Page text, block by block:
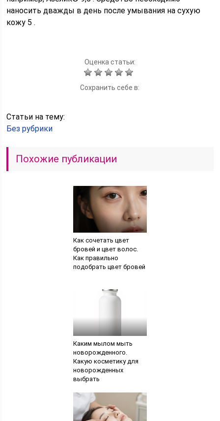
наносить дважды в день после умывания на сухую
кожу 5 .
Оценка статьи:
Сохранить себе в:
Статьи на тему:
Без рубрики
Похожие публикации
Как сочетать цвет
бровей и цвет волос.
Как правильно
подобрать цвет бровей
Каким мылом мыть
новорожденного.
Какую косметику для
новорожденных
выбрать